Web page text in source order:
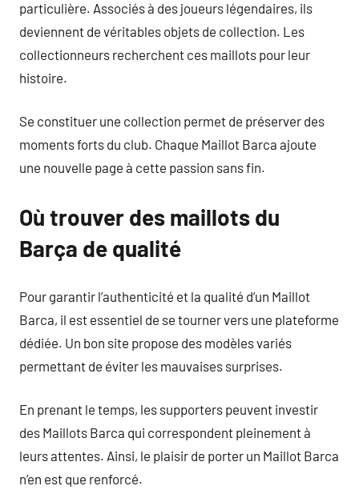
particulière. Associés à des joueurs légendaires, ils
deviennent de véritables objets de collection. Les
collectionneurs recherchent ces maillots pour leur
histoire.
Se constituer une collection permet de préserver des
moments forts du club. Chaque Maillot Barca ajoute
une nouvelle page à cette passion sans fin.
Où trouver des maillots du
Barça de qualité
Pour garantir l’authenticité et la qualité d’un Maillot
Barca, il est essentiel de se tourner vers une plateforme
dédiée. Un bon site propose des modèles variés
permettant de éviter les mauvaises surprises.
En prenant le temps, les supporters peuvent investir
des Maillots Barca qui correspondent pleinement à
leurs attentes. Ainsi, le plaisir de porter un Maillot Barca
n’en est que renforcé.